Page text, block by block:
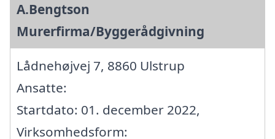
A.Bengtson
Murerfirma/Byggerådgivning
Lådnehøjvej 7, 8860 Ulstrup
Ansatte:
Startdato: 01. december 2022,
Virksomhedsform: